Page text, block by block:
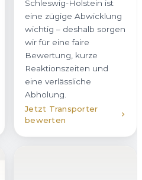
eine zügige Abwicklung
wichtig – deshalb sorgen
wir für eine faire
Bewertung, kurze
Reaktionszeiten und
eine verlässliche
Abholung.
Jetzt Transporter
bewerten